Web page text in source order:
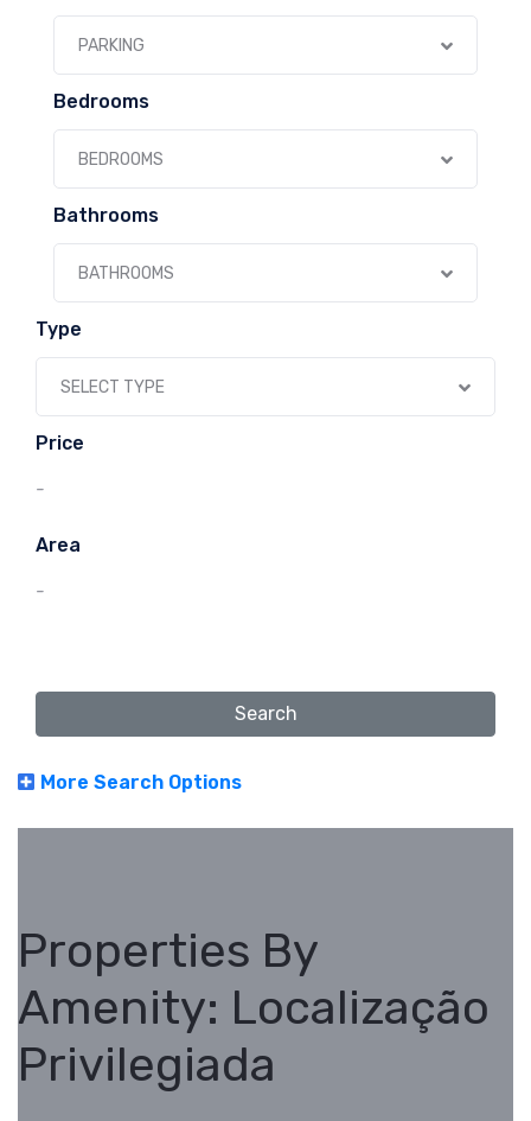
PARKING
Bedrooms
BEDROOMS
Bathrooms
BATHROOMS
Type
SELECT TYPE
Price
-
Area
-
Search
More Search Options
Properties By
Amenity: Localização
Privilegiada